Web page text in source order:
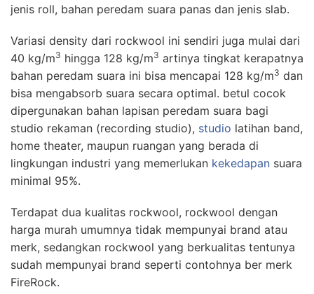
jenis roll, bahan peredam suara panas dan jenis slab.
Variasi density dari rockwool ini sendiri juga mulai dari
40 kg/m3 hingga 128 kg/m3 artinya tingkat kerapatnya
bahan peredam suara ini bisa mencapai 128 kg/m3 dan
bisa mengabsorb suara secara optimal. betul cocok
dipergunakan bahan lapisan peredam suara bagi
studio rekaman (recording studio), studio latihan band,
home theater, maupun ruangan yang berada di
lingkungan industri yang memerlukan kekedapan suara
minimal 95%.
Terdapat dua kualitas rockwool, rockwool dengan
harga murah umumnya tidak mempunyai brand atau
merk, sedangkan rockwool yang berkualitas tentunya
sudah mempunyai brand seperti contohnya ber merk
FireRock.